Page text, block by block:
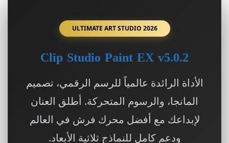
ULTIMATE ART STUDIO 2026
Clip Studio Paint EX v5.0.2
الأداة الرائدة عالمياً للرسم الرقمي، تصميم
المانجا، والرسوم المتحركة. أطلق العنان
لإبداعك مع أفضل محرك فرش في العالم
ودعم كامل للنماذج ثلاثية الأبعاد.